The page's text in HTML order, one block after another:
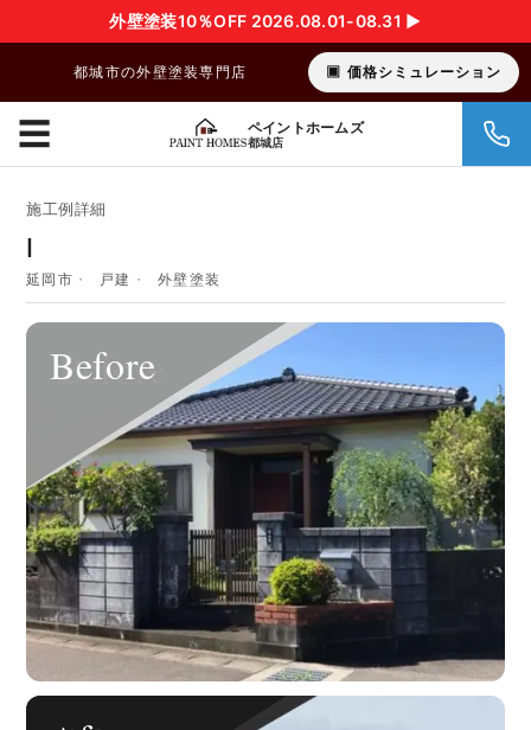
外壁塗装10％OFF 2026.08.01-08.31 ▶︎
都城市の外壁塗装専門店 価格シミュレーション
ペイントホームズ
都城店
☰
施工例詳細
I
延岡市 戸建 外壁塗装
Before